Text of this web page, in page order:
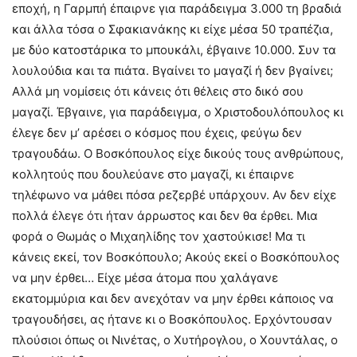
εποχή, η Γαρμπή έπαιρνε για παράδειγμα 3.000 τη βραδιά
και άλλα τόσα ο Σφακιανάκης κι είχε μέσα 50 τραπέζια,
με δύο κατοστάρικα το μπουκάλι, έβγαινε 10.000. Συν τα
λουλούδια και τα πιάτα. Βγαίνει το μαγαζί ή δεν βγαίνει;
Αλλά μη νομίσεις ότι κάνεις ότι θέλεις στο δικό σου
μαγαζί. Έβγαινε, για παράδειγμα, ο Χριστοδουλόπουλος κι
έλεγε δεν μ’ αρέσει ο κόσμος που έχεις, φεύγω δεν
τραγουδάω. Ο Βοσκόπουλος είχε δικούς τους ανθρώπους,
κολλητούς που δουλεύανε στο μαγαζί, κι έπαιρνε
τηλέφωνο να μάθει πόσα ρεζερβέ υπάρχουν. Αν δεν είχε
πολλά έλεγε ότι ήταν άρρωστος και δεν θα έρθει. Μια
φορά ο Θωμάς ο Μιχαηλίδης τον χαστούκισε! Μα τι
κάνεις εκεί, τον Βοσκόπουλο; Ακούς εκεί ο Βοσκόπουλος
να μην έρθει… Είχε μέσα άτομα που χαλάγανε
εκατομμύρια και δεν ανεχόταν να μην έρθει κάποιος να
τραγουδήσει, ας ήτανε κι ο Βοσκόπουλος. Ερχόντουσαν
πλούσιοι όπως οι Νινέτας, ο Χυτήρογλου, ο Χουντάλας, ο